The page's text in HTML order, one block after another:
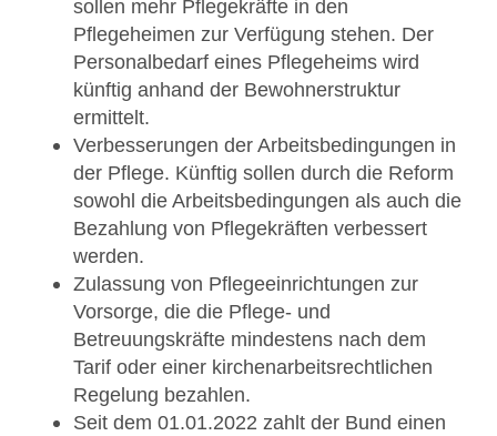
sollen mehr Pflegekräfte in den
Pflegeheimen zur Verfügung stehen. Der
Personalbedarf eines Pflegeheims wird
künftig anhand der Bewohnerstruktur
ermittelt.
Verbesserungen der Arbeitsbedingungen in
der Pflege. Künftig sollen durch die Reform
sowohl die Arbeitsbedingungen als auch die
Bezahlung von Pflegekräften verbessert
werden.
Zulassung von Pflegeeinrichtungen zur
Vorsorge, die die Pflege- und
Betreuungskräfte mindestens nach dem
Tarif oder einer kirchenarbeitsrechtlichen
Regelung bezahlen.
Seit dem 01.01.2022 zahlt der Bund einen